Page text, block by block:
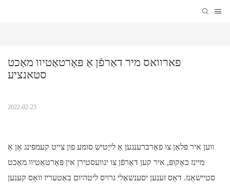
פארוואס מיר דאַרפֿן אַ פּאָרטאַטיוו מאַכט
סטאנציע
2022-02-23
ווען איר פּלאַן צו פאַרברענגען אַ לייַטיש סומע פון ​​​​צייט קעמפּינג אָן אַ
מיינז כאָקופּ, איר קען דאַרפֿן צו ינוועסטירן אין פּאָרטאַטיוו מאַכט
סטיישאַנז. דאָס זענען יסענשאַלי גרויס ליטהיום באַטעריז וואָס קענען